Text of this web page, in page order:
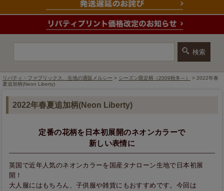
リバティ・ファブリックス、生地の通販メルシー > シーズン限定柄（2009秋冬～）
> 2022年春
夏追加柄(Neon Liberty)
2022年春夏追加柄(Neon Liberty)
定番の花柄を日本初展開のネオンカラーで
新しい表情に
英国で近年人気のネオンカラーを国産タナローン生地で日本初展
開！
大人服にはもちろん、子供服や雑貨にもおすすめです。今回は